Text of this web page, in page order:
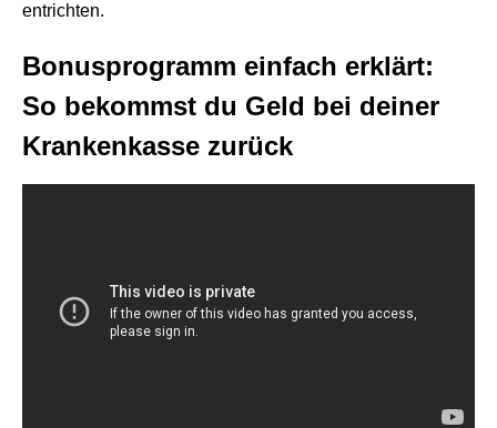
entrichten.
Bonusprogramm einfach erklärt:
So bekommst du Geld bei deiner
Krankenkasse zurück